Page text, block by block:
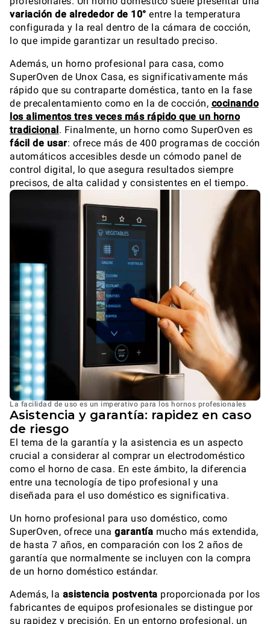
variación de alrededor de 10° entre la temperatura
configurada y la real dentro de la cámara de cocción,
lo que impide garantizar un resultado preciso.
Además, un horno profesional para casa, como
SuperOven de Unox Casa, es significativamente más
rápido que su contraparte doméstica, tanto en la fase
de precalentamiento como en la de cocción, cocinando
los alimentos tres veces más rápido que un horno
tradicional. Finalmente, un horno como SuperOven es
fácil de usar: ofrece más de 400 programas de cocción
automáticos accesibles desde un cómodo panel de
control digital, lo que asegura resultados siempre
precisos, de alta calidad y consistentes en el tiempo.
La facilidad de uso es un imperativo para los hornos profesionales
Asistencia y garantía: rapidez en caso
de riesgo
El tema de la garantía y la asistencia es un aspecto
crucial a considerar al comprar un electrodoméstico
como el horno de casa. En este ámbito, la diferencia
entre una tecnología de tipo profesional y una
diseñada para el uso doméstico es significativa.
Un horno profesional para uso doméstico, como
SuperOven, ofrece una garantía mucho más extendida,
de hasta 7 años, en comparación con los 2 años de
garantía que normalmente se incluyen con la compra
de un horno doméstico estándar.
Además, la asistencia postventa proporcionada por los
fabricantes de equipos profesionales se distingue por
su rapidez y precisión. En un entorno profesional, un